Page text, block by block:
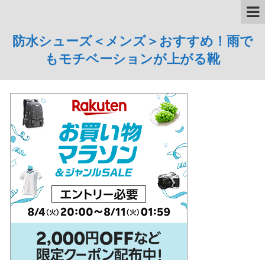
防水シューズ＜メンズ＞おすすめ！雨で
もモチベーションが上がる靴